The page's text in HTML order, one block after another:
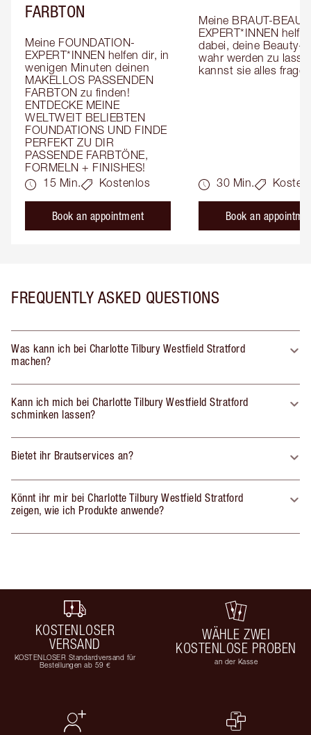
FARBTON
Meine FOUNDATION-
EXPERT*INNEN helfen dir, in
wenigen Minuten deinen
MAKELLOS PASSENDEN
FARBTON zu finden!
ENTDECKE MEINE
WELTWEIT BELIEBTEN
FOUNDATIONS UND FINDE
PERFEKT ZU DIR
PASSENDE FARBTÖNE,
FORMELN + FINISHES!
15 Min.
Kostenlos
Book an appointment
Meine BRAUT-
EXPERT*INNEN
dabei, deine Beauty-
wahr werden zu
kannst sie alles
30 Min.
Book an
FREQUENTLY ASKED QUESTIONS
Was kann ich bei Charlotte Tilbury Westfield Stratford
machen?
Kann ich mich bei Charlotte Tilbury Westfield Stratford
schminken lassen?
Bietet ihr Brautservices an?
Könnt ihr mir bei Charlotte Tilbury Westfield Stratford
zeigen, wie ich Produkte anwende?
KOSTENLOSER
VERSAND
KOSTENLOSER Standardversand für
Bestellungen ab 59 €
WÄHLE ZWEI
KOSTENLOSE PROBEN
an der Kasse